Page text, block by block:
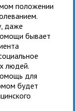
положении
даже
бывает
людей.
для
будет